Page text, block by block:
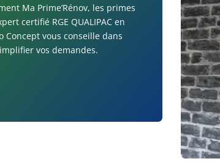
Ma Prime’Rénov, les primes
certifié RGE QUALIPAC en
vous conseille dans
vos demandes.